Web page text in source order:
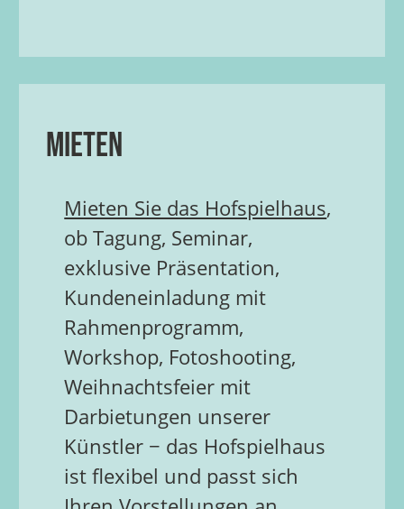
Mieten
Mieten Sie das Hofspielhaus,
ob Tagung, Seminar,
exklusive Präsentation,
Kundeneinladung mit
Rahmenprogramm,
Workshop, Fotoshooting,
Weihnachtsfeier mit
Darbietungen unserer
Künstler − das Hofspielhaus
ist flexibel und passt sich